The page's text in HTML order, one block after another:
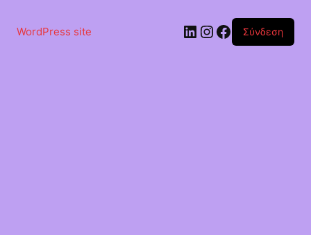
περιεχόμενο
WordPress site Linkedin
Instagram
Facebook
Σύνδεση